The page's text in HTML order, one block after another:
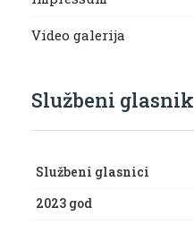
Video galerija
Službeni glasnik
Službeni glasnici
2023 god